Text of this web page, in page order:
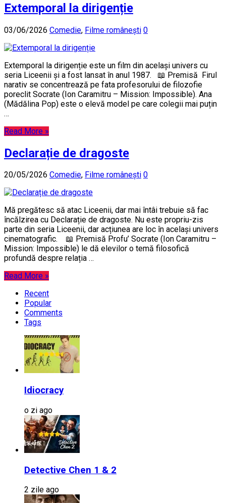
Extemporal la dirigenție
03/06/2026 Comedie, Filme românești 0
Extemporal la dirigenție este un film din același univers cu
seria Liceenii și a fost lansat în anul 1987. 📖 Premisă Firul
narativ se concentrează pe fata profesorului de filozofie
poreclit Socrate (Ion Caramitru – Mission: Impossible). Ana
(Mădălina Pop) este o elevă model pe care colegii mai puțin
…
Read More »
Declarație de dragoste
20/05/2026 Comedie, Filme românești 0
Mă pregătesc să atac Liceenii, dar mai întâi trebuie să fac
încălzirea cu Declarație de dragoste. Nu este propriu-zis
parte din seria Liceenii, dar acțiunea are loc în același univers
cinematografic. 📖 Premisă Profu’ Socrate (Ion Caramitru –
Mission: Impossible) le dă elevilor o temă filosofică
profundă despre relația …
Read More »
Recent
Popular
Comments
Tags
Idiocracy
o zi ago
Detective Chen 1 & 2
2 zile ago